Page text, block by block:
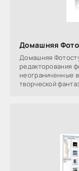
Домашняя
Домашняя
редакторования
неограниченные
творческой